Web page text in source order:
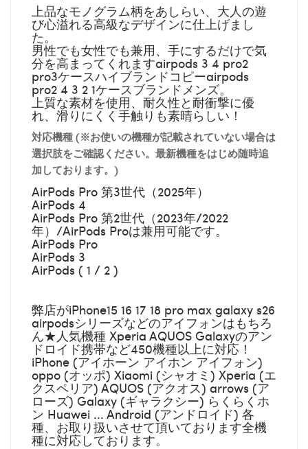
上品なモノグラム柄をあしらい、大人の遊
び心溢れる高級なデザインに仕上げまし
た。
男性でも女性でも兼用、手にするだけで気
分を高まってくれますairpods 3 4 pro2
pro3ケースハイブランドコピーairpods
pro2 4 3 2 1ケースブランドメンズ。
上質な素材を使用、耐久性と耐衝撃に優
れ、滑りにくく手触りも素晴らしい！
対応機種 (※お使いの機種が記載されていない場合は
選択肢をご確認ください。最新機種をはじめ随時追
加しております。)
AirPods Pro 第3世代（2025年）
AirPods 4
AirPods Pro 第2世代（2023年/2022
年）/AirPods Proは兼用可能です。
AirPods Pro
AirPods 3
AirPods ( 1 / 2 )
弊店がiPhone15 16 17 18 pro max galaxy s26
airpodsシリーズなどのアイフォンはもちろ
ん★人気機種 Xperia AQUOS Galaxyのアン
ドロイド携帯など450機種以上に対応！
iPhone (アイホーン アイホン アイフォン)
oppo (オッポ) Xiaomi (シャオミ) Xperia (エ
クスペリア) AQUOS (アクオス) arrows (ア
ローズ) Galaxy (ギャラクシー) らくらくホ
ン Huawei ... Android (アンドロイド) 各
種、お取り扱いさせて頂いております全機
種に対応しております。